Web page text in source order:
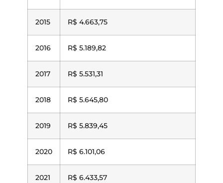
2015 R$ 4.663,75
2016 R$ 5.189,82
2017 R$ 5.531,31
2018 R$ 5.645,80
2019 R$ 5.839,45
2020 R$ 6.101,06
2021 R$ 6.433,57